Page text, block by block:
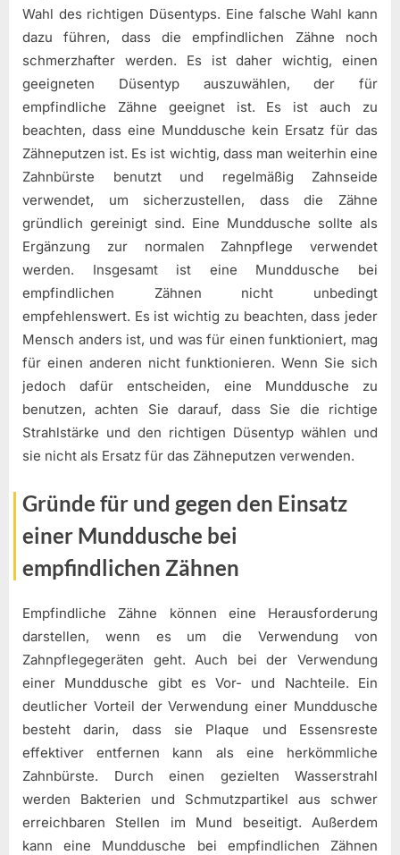
Wahl des richtigen Düsentyps. Eine falsche Wahl kann
dazu führen, dass die empfindlichen Zähne noch
schmerzhafter werden. Es ist daher wichtig, einen
geeigneten Düsentyp auszuwählen, der für
empfindliche Zähne geeignet ist. Es ist auch zu
beachten, dass eine Munddusche kein Ersatz für das
Zähneputzen ist. Es ist wichtig, dass man weiterhin eine
Zahnbürste benutzt und regelmäßig Zahnseide
verwendet, um sicherzustellen, dass die Zähne
gründlich gereinigt sind. Eine Munddusche sollte als
Ergänzung zur normalen Zahnpflege verwendet
werden. Insgesamt ist eine Munddusche bei
empfindlichen Zähnen nicht unbedingt
empfehlenswert. Es ist wichtig zu beachten, dass jeder
Mensch anders ist, und was für einen funktioniert, mag
für einen anderen nicht funktionieren. Wenn Sie sich
jedoch dafür entscheiden, eine Munddusche zu
benutzen, achten Sie darauf, dass Sie die richtige
Strahlstärke und den richtigen Düsentyp wählen und
sie nicht als Ersatz für das Zähneputzen verwenden.
Gründe für und gegen den Einsatz
einer Munddusche bei
empfindlichen Zähnen
Empfindliche Zähne können eine Herausforderung
darstellen, wenn es um die Verwendung von
Zahnpflegegeräten geht. Auch bei der Verwendung
einer Munddusche gibt es Vor- und Nachteile. Ein
deutlicher Vorteil der Verwendung einer Munddusche
besteht darin, dass sie Plaque und Essensreste
effektiver entfernen kann als eine herkömmliche
Zahnbürste. Durch einen gezielten Wasserstrahl
werden Bakterien und Schmutzpartikel aus schwer
erreichbaren Stellen im Mund beseitigt. Außerdem
kann eine Munddusche bei empfindlichen Zähnen